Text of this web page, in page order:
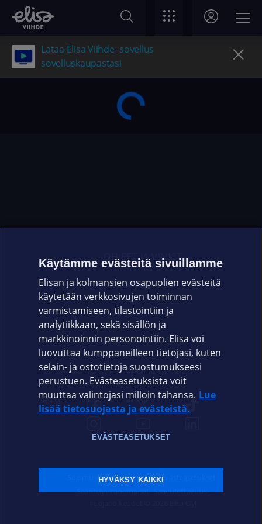
Lataa Elisa Viihde -sovellus
sovelluskaupastasi
OHJEET JA VINKIT
OMAYHTEISÖ
VIANSELVITYS
ASIAKASPALVELU
ELISA.FI
Sopimusehdot Tietosuoja Evästeasetukset
Sääntelyviranomaiset Saavutettavuus
Käytämme evästeitä sivuillamme
Elisan ja kolmansien osapuolien evästeitä
käytetään verkkosivujen toiminnan
varmistamiseen, tilastointiin ja
analytiikkaan, sekä sisällön ja
markkinoinnin personointiin. Elisa voi
luovuttaa kumppaneilleen tietojasi, kuten
selain- ja ostotietoja suostumukseesi
perustuen. Evästeasetuksista voit
muuttaa valintojasi milloin tahansa. Lue
lisää tietosuojasta ja evästeistä.
EVÄSTEASETUKSET
HYVÄKSY KAIKKI